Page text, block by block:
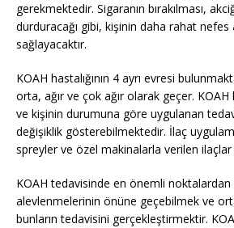
gerekmektedir. Sigaranın bırakılması,
durduracağı gibi, kişinin daha rahat nefes
sağlayacaktır.
KOAH hastalığının 4 ayrı evresi
orta, ağır ve çok ağır olarak geçer. KOAH
ve kişinin durumuna göre uygulanan
değişiklik gösterebilmektedir. İlaç
spreyler ve özel makinalarla verilen ilaçlar
KOAH tedavisinde en önemli noktalardan
alevlenmelerinin önüne geçebilmek ve
bunların tedavisini gerçekleştirmektir.